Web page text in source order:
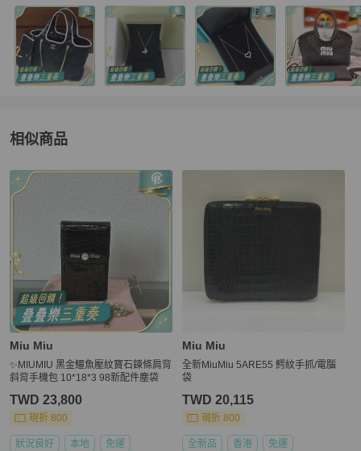
相似商品
更多相似Miu Miu女包推薦精品
Miu Miu
✨MIUMIU 黑金鱷魚壓紋寶石鍊條肩背
斜背手機包 10*18*3 98新配件塵袋
TWD 23,800
現折 800
狀況良好 本地 免運
Miu Miu
全新MiuMiu 5ARE55 鰐紋手抓/電腦
袋
TWD 20,115
現折 800
全新品 香港 免運